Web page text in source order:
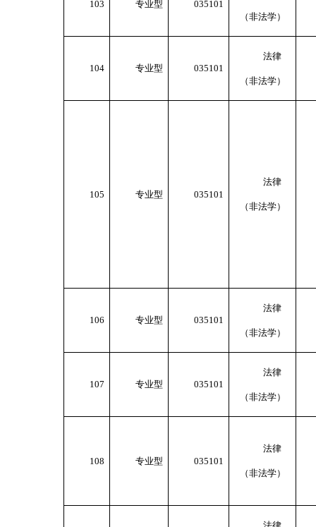
103 专业型
035101
（非法学）
104 专业型 035101
法律
（非法学）
105 专业型 035101
法律
（非法学）
106 专业型 035101
法律
（非法学）
107 专业型 035101
法律
（非法学）
108 专业型 035101
法律
（非法学）